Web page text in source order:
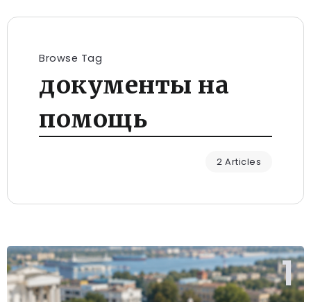
Browse Tag
документы на
помощь
2 Articles